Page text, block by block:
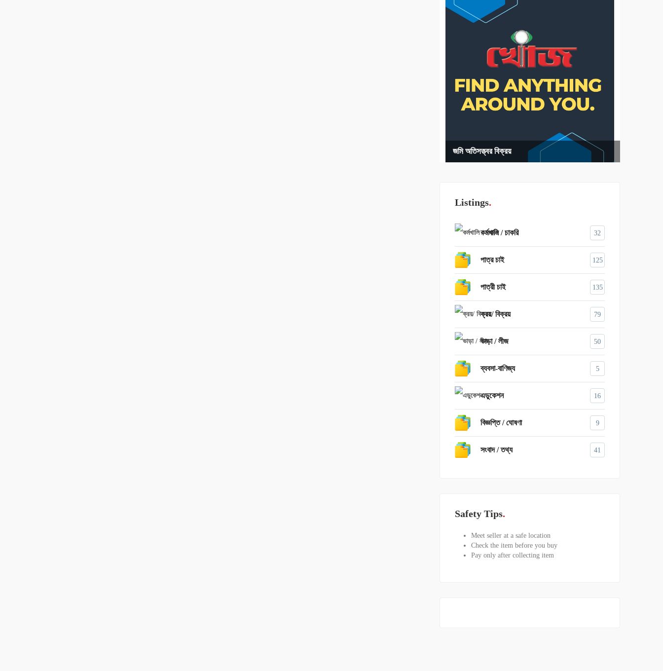
জমি অতিসত্ত্বর বিক্রয়
Listings
কর্মখালি / চাকরি 32
পাত্র চাই 125
পাত্রী চাই 135
ক্রয়/ বিক্রয় 79
ভাড়া / লীজ 50
ব্যবসা-বাণিজ্য 5
এডুকেশন 16
বিজ্ঞপ্তি / ঘোষণা 9
সংবাদ / তথ্য 41
Safety Tips
Meet seller at a safe location
Check the item before you buy
Pay only after collecting item